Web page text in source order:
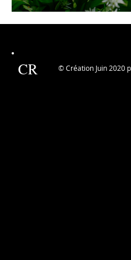
© Création Juin 2020
CR